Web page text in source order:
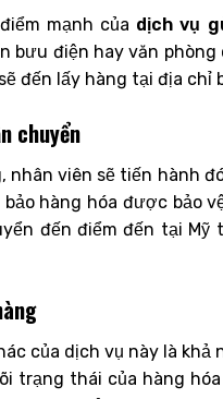
mạnh của dịch vụ
bưu điện hay văn
đến lấy hàng tại địa
chuyển
nhân viên sẽ tiến hành
hàng hóa được bảo
đến điểm đến tại
của dịch vụ này là
trạng thái của hàng